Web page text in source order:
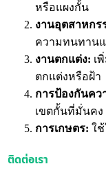
หรือแผงกั้น
งานอุตสาหกร
ความทนทาน
งานตกแต่ง: เ
ตกแต่งหรือฝ้า
การป้องกันคว
เขตกั้นที่มั่นคง
การเกษตร: ใ
ติดต่อเรา